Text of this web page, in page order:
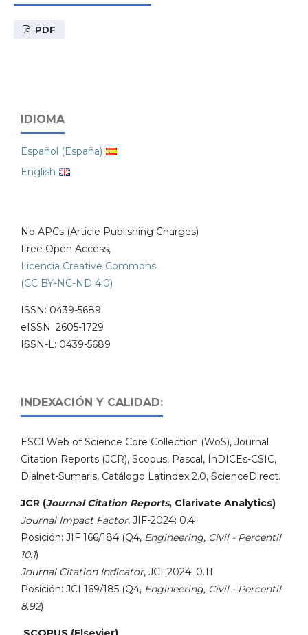
PDF
IDIOMA
Español (España)
English
No APCs (Article Publishing Charges)
Free Open Access,
Licencia Creative Commons
(CC BY-NC-ND 4.0)
ISSN: 0439-5689
eISSN: 2605-1729
ISSN-L: 0439-5689
INDEXACIÓN Y CALIDAD:
ESCI Web of Science Core Collection (WoS), Journal
Citation Reports (JCR), Scopus, Pascal, ÍnDICEs-CSIC,
Dialnet-Sumaris, Catálogo Latindex 2.0, ScienceDirect.
JCR (Journal Citation Reports, Clarivate Analytics)
Journal Impact Factor, JIF-2024: 0.4
Posición: JIF 166/184 (Q4, Engineering, Civil - Percentil
10.1)
Journal Citation Indicator, JCI-2024: 0.11
Posición: JCI 169/185 (Q4, Engineering, Civil - Percentil
8.92)